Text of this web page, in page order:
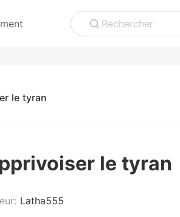
Rechercher
le tyran
le tyran
Latha555